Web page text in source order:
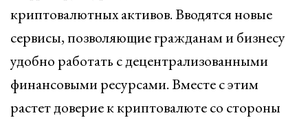
криптовалютных активов. Вводятся новые
сервисы, позволяющие гражданам и бизнесу
удобно работать с децентрализованными
финансовыми ресурсами. Вместе с этим
растет доверие к криптовалюте со стороны